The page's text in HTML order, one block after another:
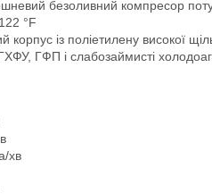
безоливний компресор
°F
із поліетилену високої
ГФП і слабозаймисті
хв